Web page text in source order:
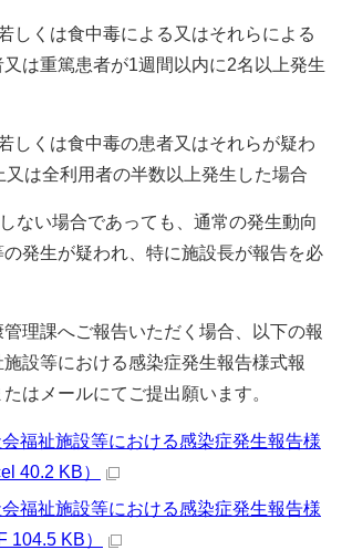
くは食中毒による又はそれらによる
は重篤患者が1週間以内に2名以上発生
くは食中毒の患者又はそれらが疑わ
又は全利用者の半数以上発生した場合
ない場合であっても、通常の発生動向
発生が疑われ、特に施設長が報告を必
理課へご報告いただく場合、以下の報
設等における感染症発生報告様式報
はメールにてご提出願います。
福祉施設等における感染症発生報告様
40.2 KB）
福祉施設等における感染症発生報告様
104.5 KB）